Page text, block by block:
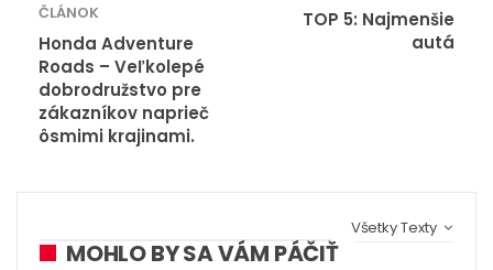
ČLÁNOK
Honda Adventure
Roads – Veľkolepé
dobrodružstvo pre
zákazníkov naprieč
ôsmimi krajinami.
TOP 5: Najmenšie
autá
Všetky Texty
MOHLO BY SA VÁM PÁČIŤ